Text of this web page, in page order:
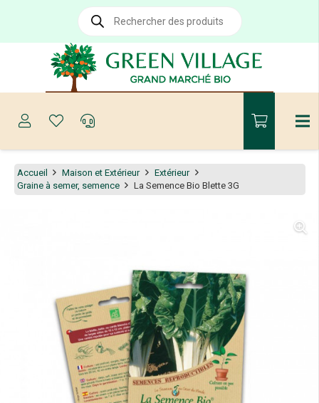
Recherche
produits
Accueil Maison et Extérieur
Extérieur
Graine à semer, semence
La Semence Bio Blette 3G